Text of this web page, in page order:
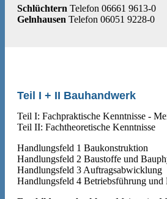
Schlüchtern Telefon 06661 9613-0
Gelnhausen Telefon 06051 9228-0
Teil I + II Bauhandwerk
Teil I: Fachpraktische Kenntnisse -
Teil II: Fachtheoretische Kenntnisse
Handlungsfeld 1 Baukonstruktion
Handlungsfeld 2 Baustoffe und
Handlungsfeld 3 Auftragsabwicklung
Handlungsfeld 4 Betriebsführung und